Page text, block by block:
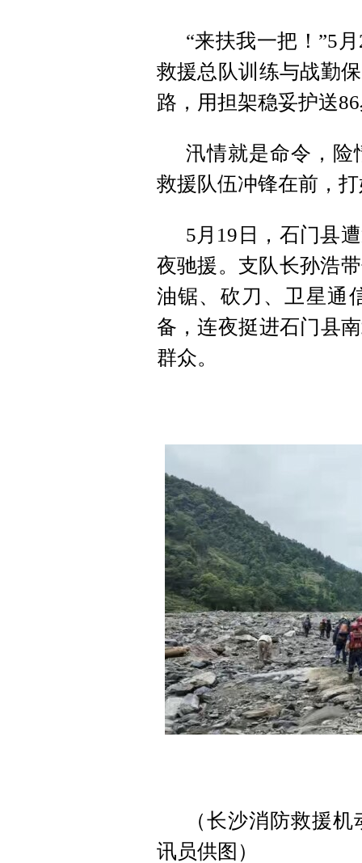
“来扶我一把！”5
救援总队训练与战勤
路，用担架稳妥护送
汛情就是命令，险
救援队伍冲锋在前，
5月19日，石门县
夜驰援。支队长孙浩
油锯、砍刀、卫星通
备，连夜挺进石门县
群众。
（长沙消防救援
讯员供图）